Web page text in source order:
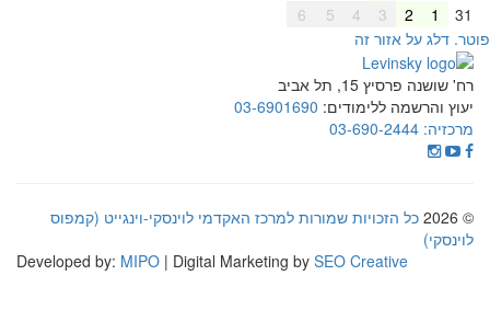
31
2
3
4
5
6
דלג על אזור זה
רח' שושנה פרסיץ 15, תל אביב
יעוץ והרשמה ללימודים: 03-6901690
מרכזיה: 03-690-2444
© 2026
כל הזכויות שמורות למרכז האקדמי לוינסקי-וינגייט (קמפוס
לוינסקי)
Developed by:MIPO | Digital Marketing bySEO Creative